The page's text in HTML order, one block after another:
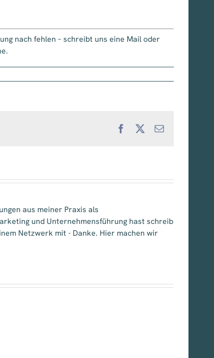
nach fehlen – schreibt uns eine Mail oder
FacebookE-
aus meiner Praxis als
und Unternehmensführung hast schreib
Netzwerk mit - Danke. Hier machen wir